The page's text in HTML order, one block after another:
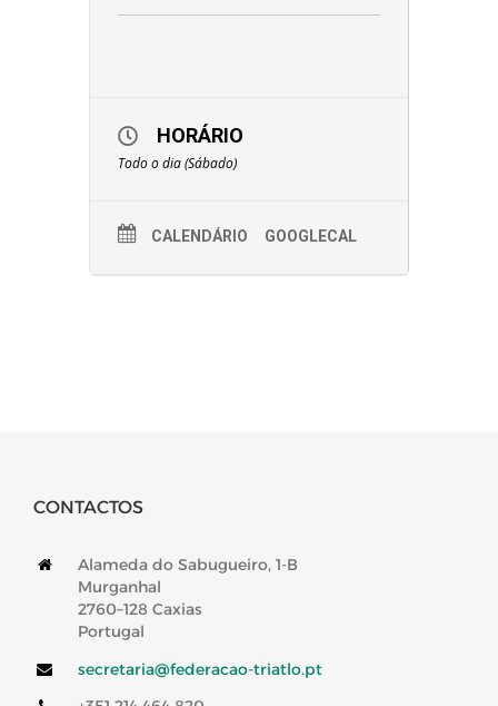
HORÁRIO
Todo o dia (Sábado)
CALENDÁRIO GOOGLECAL
CONTACTOS
Alameda do Sabugueiro, 1-B
Murganhal
2760–128 Caxias
Portugal
secretaria@federacao-triatlo.pt